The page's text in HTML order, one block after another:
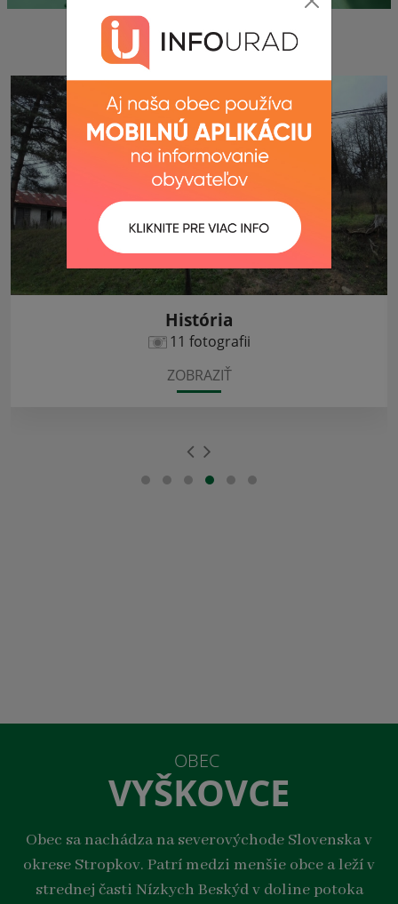
Fotogaléria
História
11 fotografii
ZOBRAZIŤ
OBEC
VYŠKOVCE
Obec sa nachádza na severovýchode Slovenska v
okrese Stropkov. Patrí medzi menšie obce a leží v
strednej časti Nízkych Beskýd v doline potoka